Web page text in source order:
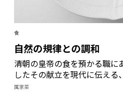
食
自然の規律との調和
清朝の皇帝の食を預かる職に
したその献立を現代に伝える
「令和」の意味を中国古代思
厲家菜